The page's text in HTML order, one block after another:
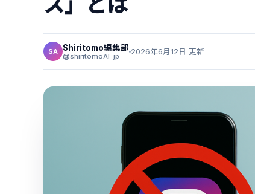
SA Shiritomo編集部
@shiritomoAI_jp 2026年6月12日 更新